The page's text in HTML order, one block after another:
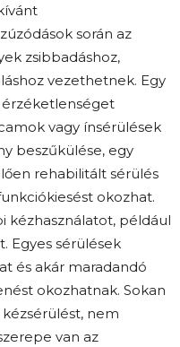
során az
zsibbadáshoz,
vezethetnek. Egy
vagy ínsérülések
beszűkülése, egy
rehabilitált sérülés
okozhat.
kézhasználatot, például
Egyes sérülések
és akár maradandó
okozhatnak. Sokan
nem
van az